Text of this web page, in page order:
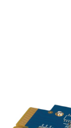
und mit